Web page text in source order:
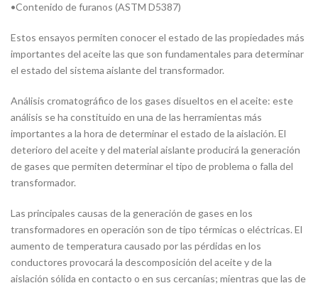
•Contenido de furanos (ASTM D5387)
Estos ensayos permiten conocer el estado de las propiedades más
importantes del aceite las que son fundamentales para determinar
el estado del sistema aislante del transformador.
Análisis cromatográfico de los gases disueltos en el aceite: este
análisis se ha constituido en una de las herramientas más
importantes a la hora de determinar el estado de la aislación. El
deterioro del aceite y del material aislante producirá la generación
de gases que permiten determinar el tipo de problema o falla del
transformador.
Las principales causas de la generación de gases en los
transformadores en operación son de tipo térmicas o eléctricas. El
aumento de temperatura causado por las pérdidas en los
conductores provocará la descomposición del aceite y de la
aislación sólida en contacto o en sus cercanías; mientras que las de